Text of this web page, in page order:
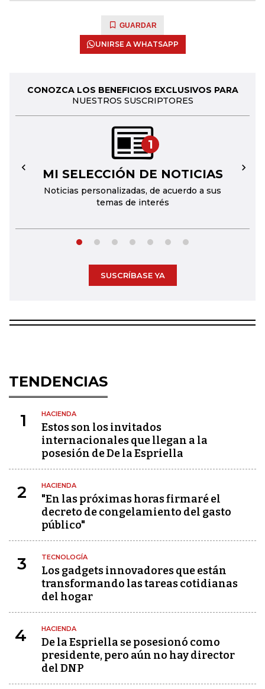
GUARDAR
UNIRSE A WHATSAPP
CONOZCA LOS BENEFICIOS EXCLUSIVOS PARA
NUESTROS SUSCRIPTORES
1
MI SELECCIÓN DE NOTICIAS
Noticias personalizadas, de acuerdo a sus
temas de interés
← →
SUSCRÍBASE YA
TENDENCIAS
1 HACIENDA
Estos son los invitados
internacionales que llegan a la
posesión de De la Espriella
2 HACIENDA
"En las próximas horas firmaré el
decreto de congelamiento del gasto
público"
3 TECNOLOGÍA
Los gadgets innovadores que están
transformando las tareas cotidianas
del hogar
4 HACIENDA
De la Espriella se posesionó como
presidente, pero aún no hay director
del DNP